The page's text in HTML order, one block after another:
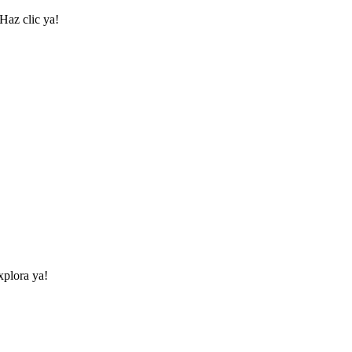
clic ya!
ya!